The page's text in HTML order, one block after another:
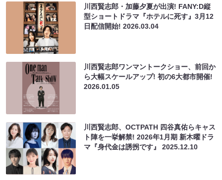
川西賢志郎・加藤夕夏が出演! FANY:D縦
型ショートドラマ『ホテルに死す』3月12
日配信開始!2026.03.04
川西賢志郎ワンマントークショー、前回か
ら大幅スケールアップ! 初の6大都市開催!
2026.01.05
川西賢志郎、OCTPATH 四谷真佑らキャス
ト陣を一挙解禁! 2026年1月期 新木曜ドラ
マ『身代金は誘拐です』2025.12.10